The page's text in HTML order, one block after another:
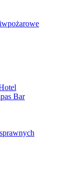
Bar